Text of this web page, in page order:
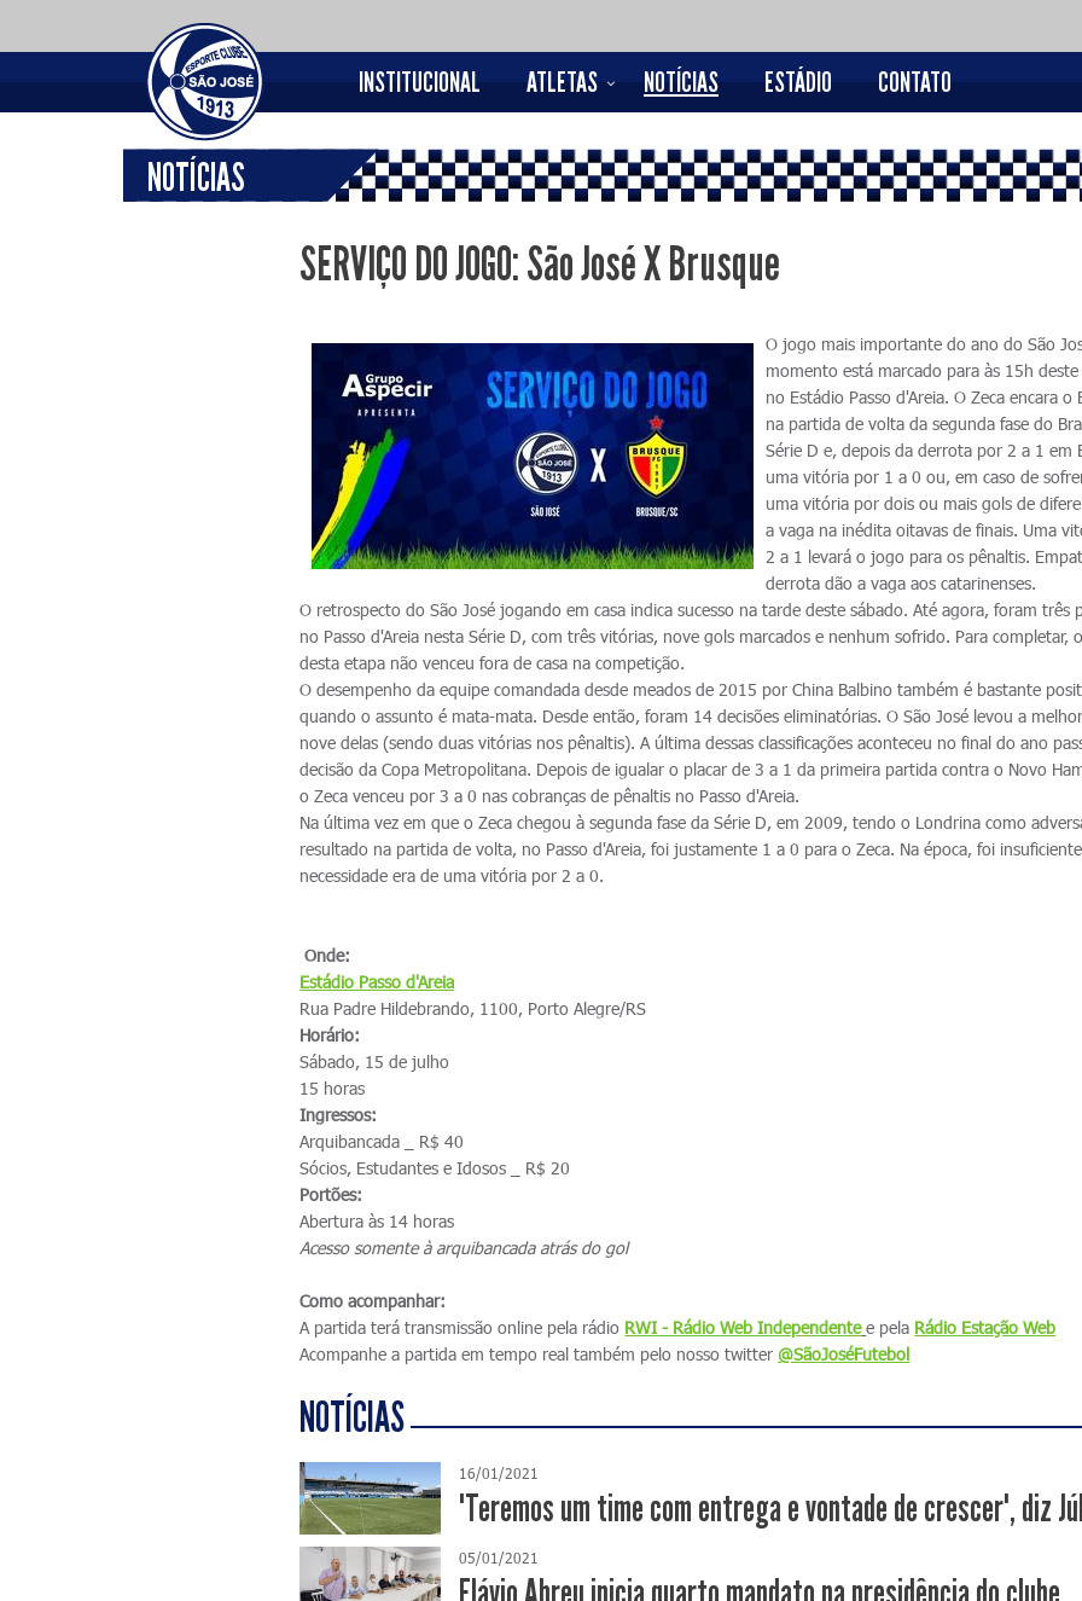
INSTITUCIONAL ATLETAS NOTÍCIAS ESTÁDIO CONTATO
NOTÍCIAS
SERVIÇO DO JOGO: São José X Brusque
O jogo mais importante do ano do São
momento está marcado para às 15h
no Estádio Passo d'Areia. O Zeca encara o
na partida de volta da segunda fase do
Série D e, depois da derrota por 2 a 1 em
uma vitória por 1 a 0 ou, em caso de
uma vitória por dois ou mais gols de
a vaga na inédita oitavas de finais. Uma
2 a 1 levará o jogo para os pênaltis.
derrota dão a vaga aos catarinenses.
O retrospecto do São José jogando em casa indica sucesso na tarde deste sábado. Até agora, foram três
no Passo d'Areia nesta Série D, com três vitórias, nove gols marcados e nenhum sofrido. Para completar,
desta etapa não venceu fora de casa na competição.
O desempenho da equipe comandada desde meados de 2015 por China Balbino também é bastante
quando o assunto é mata-mata. Desde então, foram 14 decisões eliminatórias. O São José levou a
nove delas (sendo duas vitórias nos pênaltis). A última dessas classificações aconteceu no final do ano
decisão da Copa Metropolitana. Depois de igualar o placar de 3 a 1 da primeira partida contra o Novo
o Zeca venceu por 3 a 0 nas cobranças de pênaltis no Passo d'Areia.
Na última vez em que o Zeca chegou à segunda fase da Série D, em 2009, tendo o Londrina como
resultado na partida de volta, no Passo d'Areia, foi justamente 1 a 0 para o Zeca. Na época, foi
necessidade era de uma vitória por 2 a 0.
Onde:
Estádio Passo d'Areia
Rua Padre Hildebrando, 1100, Porto Alegre/RS
Horário:
Sábado, 15 de julho
15 horas
Ingressos:
Arquibancada _ R$ 40
Sócios, Estudantes e Idosos _ R$ 20
Portões:
Abertura às 14 horas
Acesso somente à arquibancada atrás do gol
Como acompanhar:
A partida terá transmissão online pela rádio RWI - Rádio Web Independente e pela Rádio Estação Web
Acompanhe a partida em tempo real também pelo nosso twitter @SãoJoséFutebol
NOTÍCIAS
16/01/2021
"Teremos um time com entrega e vontade de crescer", diz
05/01/2021